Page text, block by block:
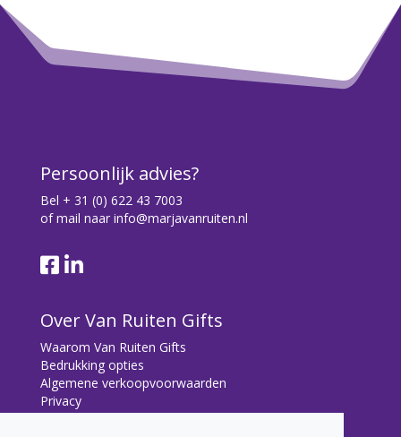
Persoonlijk advies?
Bel + 31 (0) 622 43 7003
of mail naar info@marjavanruiten.nl
Over Van Ruiten Gifts
Waarom Van Ruiten Gifts
Bedrukking opties
Algemene verkoopvoorwaarden
Privacy
Contact